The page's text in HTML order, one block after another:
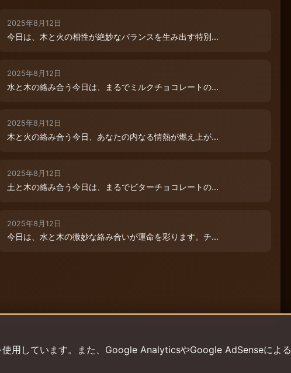
2025年8月12日
今日は、木と火の相性が絶妙なバランスを生み出す特別...
2025年8月12日
水と木の絡み合う今日は、まるでミルクチョコレートの...
2025年8月12日
木と火の絡み合う今日、あなたの内なる情熱が燃え上が...
2025年8月12日
土と木の絡み合う今日は、まるでビターチョコレートの...
2025年8月12日
今日は、水と木の微妙な絡み合いが運命を彩ります。チ...
用しています。また、Google AnalyticsやGoogle AdSenseによる